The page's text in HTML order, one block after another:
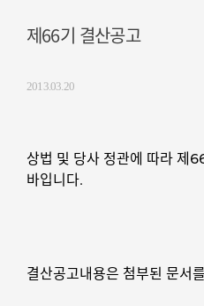
제66기 결산공고
2013.03.20
상법 및 당사 정관에 따라 제
바입니다.
결산공고내용은 첨부된 문서